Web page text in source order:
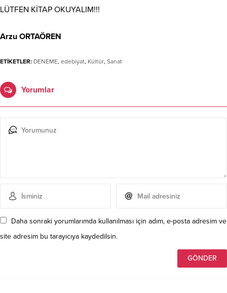
LÜTFEN KİTAP OKUYALIM!!!
Arzu ORTAÖREN
ETİKETLER: DENEME, edebiyat, Kültür, Sanat
Yorumlar
Daha sonraki yorumlarımda kullanılması için adım, e-posta adresim ve
site adresim bu tarayıcıya kaydedilsin.